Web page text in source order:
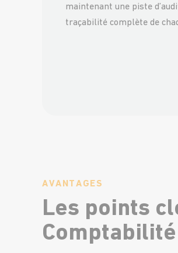
maintenant une piste
traçabilité complète de
AVANTAGES
Les points
Comptabilité